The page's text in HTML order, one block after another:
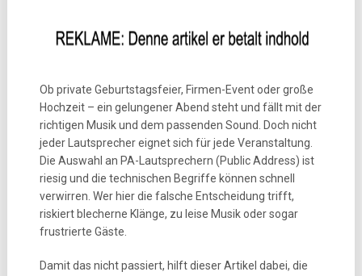
Ob private Geburtstagsfeier, Firmen-Event oder große
Hochzeit – ein gelungener Abend steht und fällt mit der
richtigen Musik und dem passenden Sound. Doch nicht
jeder Lautsprecher eignet sich für jede Veranstaltung.
Die Auswahl an PA-Lautsprechern (Public Address) ist
riesig und die technischen Begriffe können schnell
verwirren. Wer hier die falsche Entscheidung trifft,
riskiert blecherne Klänge, zu leise Musik oder sogar
frustrierte Gäste.
Damit das nicht passiert, hilft dieser Artikel dabei, die